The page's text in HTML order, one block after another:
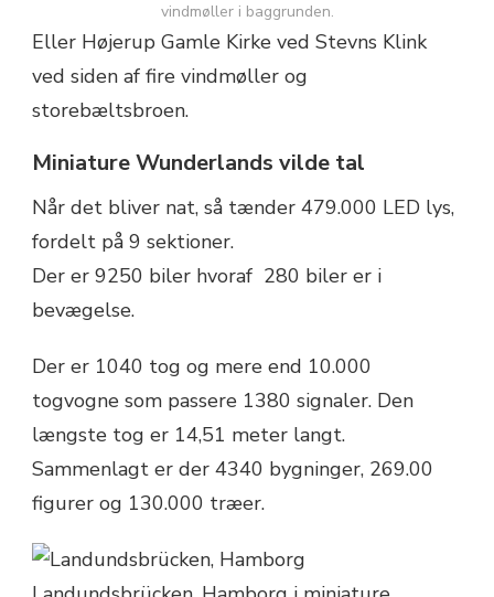
vindmøller i baggrunden.
Eller Højerup Gamle Kirke ved Stevns Klink
ved siden af fire vindmøller og
storebæltsbroen.
Miniature Wunderlands vilde tal
Når det bliver nat, så tænder 479.000 LED lys,
fordelt på 9 sektioner.
Der er 9250 biler hvoraf 280 biler er i
bevægelse.
Der er 1040 tog og mere end 10.000
togvogne som passere 1380 signaler. Den
længste tog er 14,51 meter langt.
Sammenlagt er der 4340 bygninger, 269.00
figurer og 130.000 træer.